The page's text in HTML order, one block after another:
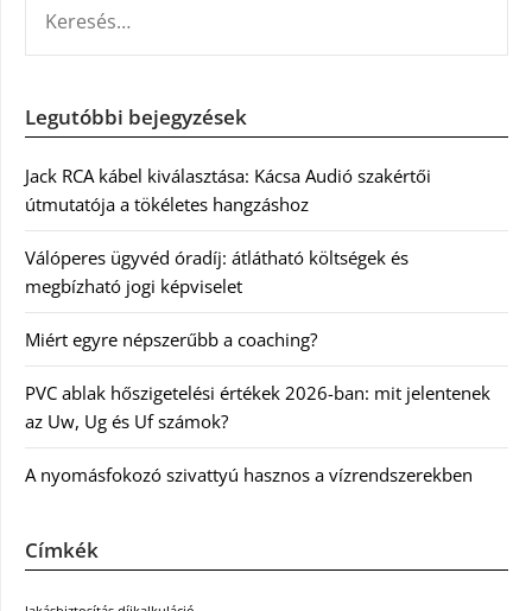
Legutóbbi bejegyzések
Jack RCA kábel kiválasztása: Kácsa Audió szakértői
útmutatója a tökéletes hangzáshoz
Válóperes ügyvéd óradíj: átlátható költségek és
megbízható jogi képviselet
Miért egyre népszerűbb a coaching?
PVC ablak hőszigetelési értékek 2026-ban: mit jelentenek
az Uw, Ug és Uf számok?
A nyomásfokozó szivattyú hasznos a vízrendszerekben
Címkék